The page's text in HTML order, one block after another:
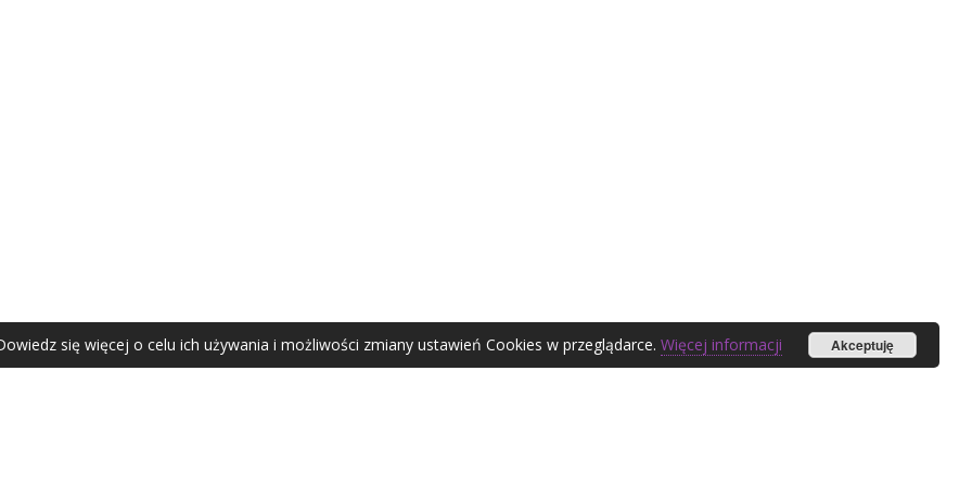
Agata Zubel © 2021
się więcej o celu ich używania i możliwości zmiany ustawień Cookies w przeglądarce. Więcej informacji Akceptuję